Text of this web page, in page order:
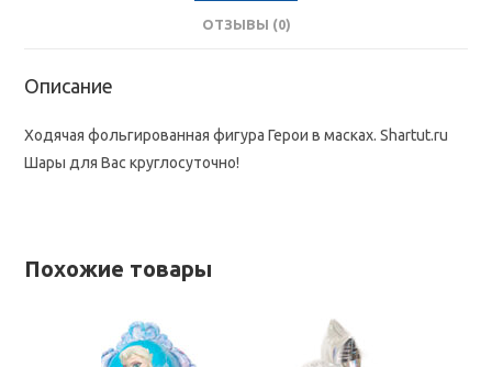
ОТЗЫВЫ (0)
Описание
Ходячая фольгированная фигура Герои в масках. Shartut.ru
Шары для Вас круглосуточно!
Похожие товары